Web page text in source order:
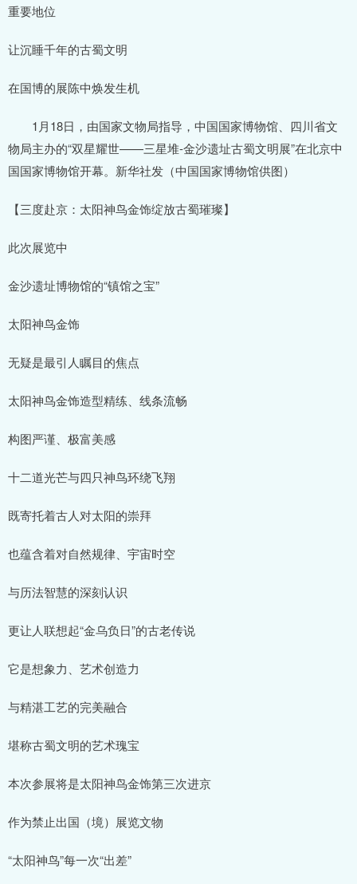
重要地位
让沉睡千年的古蜀文明
在国博的展陈中焕发生机
1月18日，由国家文物局指导，中国国家博物馆、四川省文
物局主办的“双星耀世——三星堆-金沙遗址古蜀文明展”在北京中
国国家博物馆开幕。新华社发（中国国家博物馆供图）
【三度赴京：太阳神鸟金饰绽放古蜀璀璨】
此次展览中
金沙遗址博物馆的“镇馆之宝”
太阳神鸟金饰
无疑是最引人瞩目的焦点
太阳神鸟金饰造型精练、线条流畅
构图严谨、极富美感
十二道光芒与四只神鸟环绕飞翔
既寄托着古人对太阳的崇拜
也蕴含着对自然规律、宇宙时空
与历法智慧的深刻认识
更让人联想起“金乌负日”的古老传说
它是想象力、艺术创造力
与精湛工艺的完美融合
堪称古蜀文明的艺术瑰宝
本次参展将是太阳神鸟金饰第三次进京
作为禁止出国（境）展览文物
“太阳神鸟”每一次“出差”